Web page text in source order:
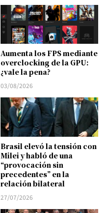
Aumenta los FPS mediante
overclocking de la GPU:
¿vale la pena?
03/08/2026
Brasil elevó la tensión con
Milei y habló de una
“provocación sin
precedentes” en la
relación bilateral
27/07/2026